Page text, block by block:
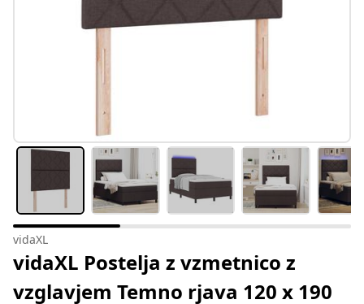
vidaXL
vidaXL Postelja z vzmetnico z
vzglavjem Temno rjava 120 x 190